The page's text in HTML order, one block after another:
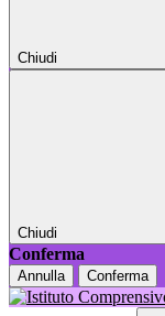
Chiudi
Chiudi
Conferma
Annulla Conferma